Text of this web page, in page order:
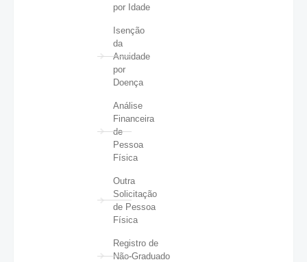
por Idade
Isenção
da
Anuidade
por
Doença
Análise
Financeira
de
Pessoa
Física
Outra
Solicitação
de Pessoa
Física
Registro de
Não-Graduado